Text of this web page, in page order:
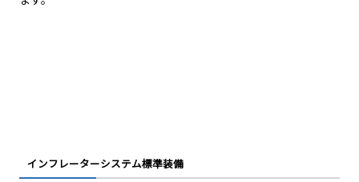
インフレーターシステム標準装備